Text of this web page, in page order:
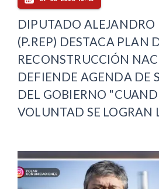
DIPUTADO ALEJANDRO
(P.REP) DESTACA PLAN
RECONSTRUCCIÓN
DEFIENDE AGENDA DE
DEL GOBIERNO
VOLUNTAD SE LOGRAN